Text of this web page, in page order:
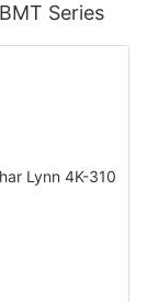
Series